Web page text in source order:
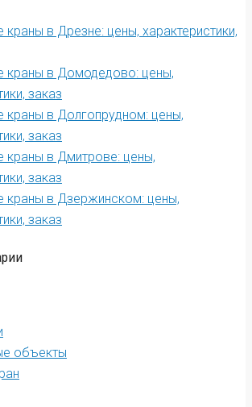
в Дрезне: цены, характеристики,
краны в Домодедово: цены,
заказ
краны в Долгопрудном: цены,
заказ
краны в Дмитрове: цены,
заказ
краны в Дзержинском: цены,
заказ
объекты